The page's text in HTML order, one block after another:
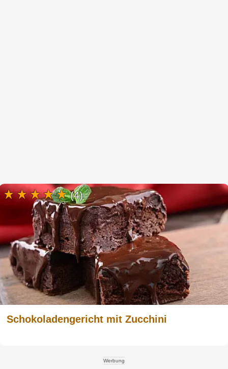
Schokoladengericht mit Zucchini
(4)
Werbung